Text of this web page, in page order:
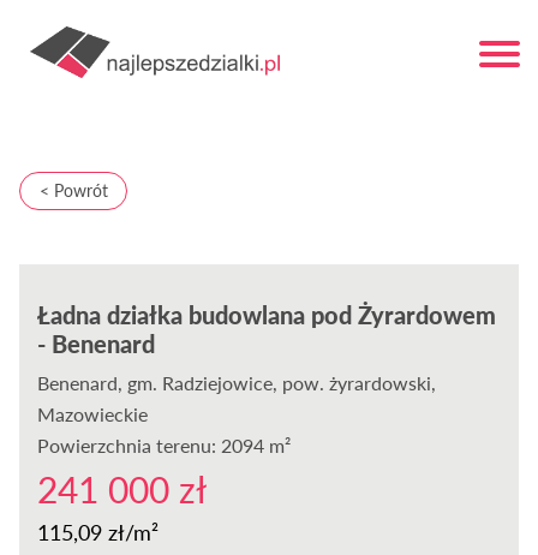
< Powrót
Ładna działka budowlana pod Żyrardowem
- Benenard
Benenard, gm. Radziejowice, pow. żyrardowski,
Mazowieckie
Powierzchnia terenu: 2094 m²
241 000 zł
115,09 zł/m²